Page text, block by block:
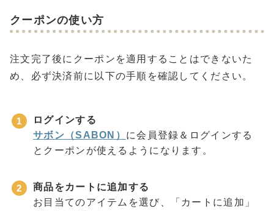
クーポンの使い方
注文完了後にクーポンを適用することはできないた
め、必ず決済前に以下の手順を確認してください。
ログインする
サボン（SABON） に会員登録＆ログインする
とクーポンが使えるようになります。
商品をカートに追加する
お目当てのアイテムを選び、「カートに追加」